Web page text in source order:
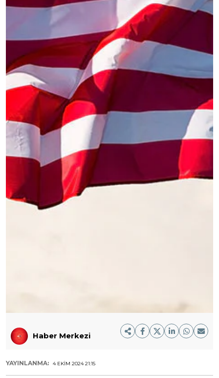
Haber Merkezi
YAYINLANMA: 4 EKIM 2024 21:15